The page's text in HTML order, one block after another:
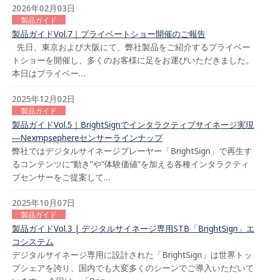
2026年02月03日
製品ガイド
製品ガイドVol.7｜プライベートショー開催のご報告
先日、東京および大阪にて、弊社製品をご紹介するプライベー
トショーを開催し、多くのお客様に足をお運びいただきました。
本日はプライベー…
2025年12月02日
製品ガイド
製品ガイドVol.5｜BrightSignでインタラクティブサイネージ実現
―Nexmpsephereセンサーラインナップ
弊社ではデジタルサイネージプレーヤー「BrightSign」で再生す
るコンテンツに“動き”や“体験価値”を加える各種インタラクティ
ブセンサーをご提案して…
2025年10月07日
製品ガイド
製品ガイドVol.3 | デジタルサイネージ専用STB「BrightSign」エ
コシステム
デジタルサイネージ専用に設計された「BrightSign」は世界トッ
プシェアを誇り、国内でも大変多くのシーンでご導入いただいて